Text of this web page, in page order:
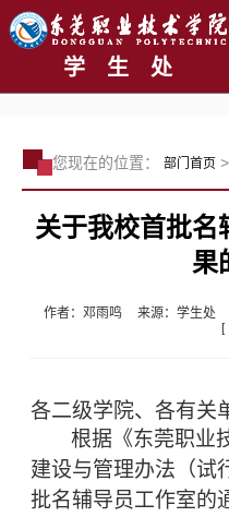
学生处
您现在的位置： 部门首页
关于我校首批名
果
作者：邓雨鸣 来源：学生处
[
各二级学院、各有关
根据《东莞职业
建设与管理办法（试
批名辅导员工作室的